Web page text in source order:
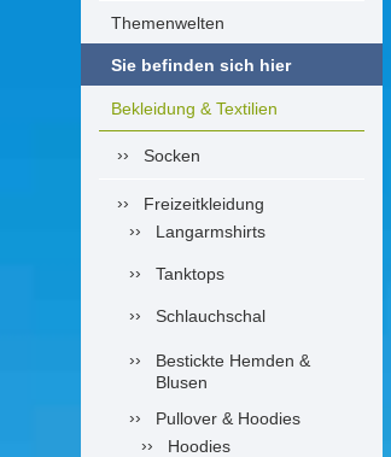
Themenwelten
Sie befinden sich hier
Bekleidung & Textilien
Socken
Freizeitkleidung
Langarmshirts
Tanktops
Schlauchschal
Bestickte Hemden &
Blusen
Pullover & Hoodies
Hoodies